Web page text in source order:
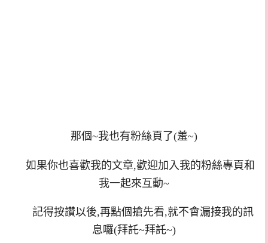
那個~我也有粉絲頁了(羞~)
如果你也喜歡我的文章,歡迎加入我的粉絲專頁和
我一起來互動~
記得按讚以後,再點個搶先看,就不會漏接我的訊
息囉(拜託~拜託~)